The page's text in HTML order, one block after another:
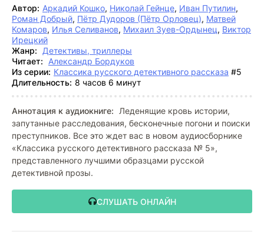
Автор: Аркадий Кошко, Николай Гейнце, Иван Путилин,
Роман Добрый, Пётр Дудоров (Пётр Орловец), Матвей
Комаров, Илья Селиванов, Михаил Зуев-Ордынец, Виктор
Ирецкий
Жанр:
Детективы, триллеры
Читает:
Александр Бордуков
Из серии: Классика русского детективного рассказа #5
Длительность: 8 часов 6 минут
Аннотация к аудиокниге:
Леденящие кровь истории,
запутанные расследования, бесконечные погони и поиски
преступников. Все это ждет вас в новом аудиосборнике
«Классика русского детективного рассказа № 5»,
представленного лучшими образцами русской
детективной прозы.
СЛУШАТЬ ОНЛАЙН